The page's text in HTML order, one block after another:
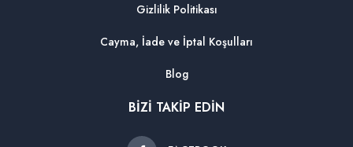
Gizlilik Politikası
Cayma, İade ve İptal Koşulları
Blog
BİZİ TAKİP EDİN